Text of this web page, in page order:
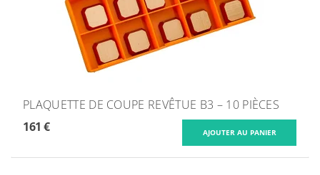
PLAQUETTE DE COUPE REVÊTUE B3 – 10 PIÈCES
161 €